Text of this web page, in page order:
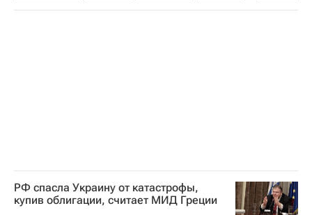
Правительство РФ
Россия
РФ спасла Украину от катастрофы,
купив облигации, считает МИД Греции